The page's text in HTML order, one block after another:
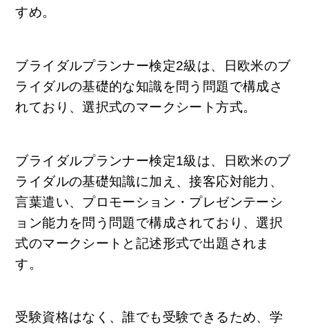
すめ。
ブライダルプランナー検定2級は、日欧米のブ
ライダルの基礎的な知識を問う問題で構成さ
れており、選択式のマークシート方式。
ブライダルプランナー検定1級は、日欧米のブ
ライダルの基礎知識に加え、接客応対能力、
言葉遣い、プロモーション・プレゼンテーシ
ョン能力を問う問題で構成されており、選択
式のマークシートと記述形式で出題されま
す。
受験資格はなく、誰でも受験できるため、学